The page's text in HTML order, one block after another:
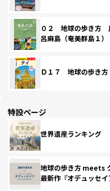
０２ 地球の歩き
呂麻島（奄美群島１
Ｄ１７ 地球の歩き
特設ページ
世界遺産ランキング
地球の歩き方 meets
最新作『オデュッセイ